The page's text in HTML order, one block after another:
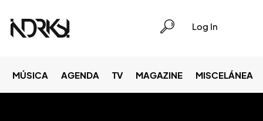
Log In
MÚSICA AGENDA TV MAGAZINE MISCELÁNEA